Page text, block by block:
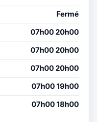
Fermé
07h00 20h00
07h00 20h00
07h00 20h00
07h00 19h00
07h00 18h00